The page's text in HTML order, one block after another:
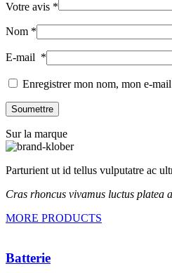
Votre avis *
Nom *
E-mail *
Enregistrer mon nom, mon e-
Sur la marque
Parturient ut id tellus vulputatre ac
Cras rhoncus vivamus luctus platea
MORE PRODUCTS
Batterie